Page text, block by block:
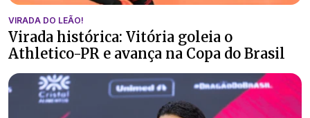
VIRADA DO LEÃO!
Virada histórica: Vitória goleia o
Athletico-PR e avança na Copa do Brasil